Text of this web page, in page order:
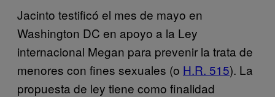
Jacinto testificó el mes de mayo en
Washington DC en apoyo a la Ley
internacional Megan para prevenir la trata de
menores con fines sexuales (o H.R. 515). La
propuesta de ley tiene como finalidad